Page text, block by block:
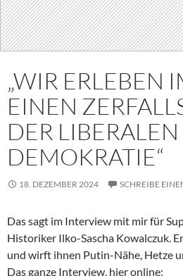
„WIR ERLEBEN
EINEN
DER LIBERALEN
DEMOKRATIE“
18. DEZEMBER 2024 SCHREIBE
Das sagt im Interview mit mir für
Historiker Ilko-Sascha Kowalczuk.
und wirft ihnen Putin-Nähe, Hetze
Das ganze Interview, hier online: